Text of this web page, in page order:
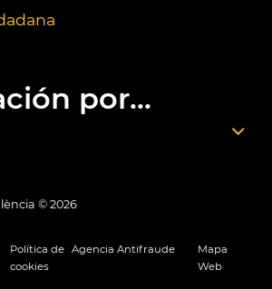
por...
© 2026
Política de
cookies
Agencia Antifraude
Mapa
Web